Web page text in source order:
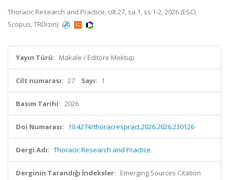
Thoracic Research and Practice, cilt.27, sa.1, ss.1-2, 2026 (ESCI,
Scopus, TRDizin)
Yayın Türü: Makale / Editöre Mektup
Cilt numarası: 27 Sayı: 1
Basım Tarihi: 2026
Doi Numarası: 10.4274/thoracrespract.2026.2026.230126
Dergi Adı: Thoracic Research and Practice
Derginin Tarandığı İndeksler: Emerging Sources Citation